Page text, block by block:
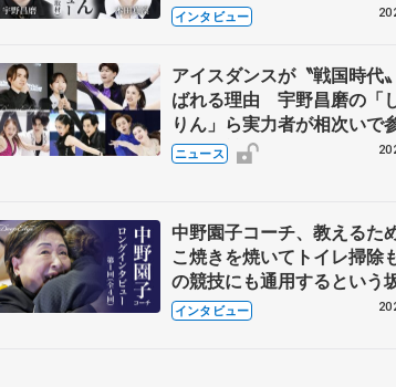
インタビュー
アイスダンスが〝戦国時代
ばれる理由 宇野昌磨の「
りん」ら実力者が相次い
国内の競争激化
ニュース
中野園子コーチ、教えるた
こ焼きを焼いてトイレ掃
の競技にも通用するという
織の筋肉
インタビュー